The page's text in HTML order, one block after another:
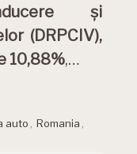
și
(DRPCIV),
10,88%,…
auto Romania